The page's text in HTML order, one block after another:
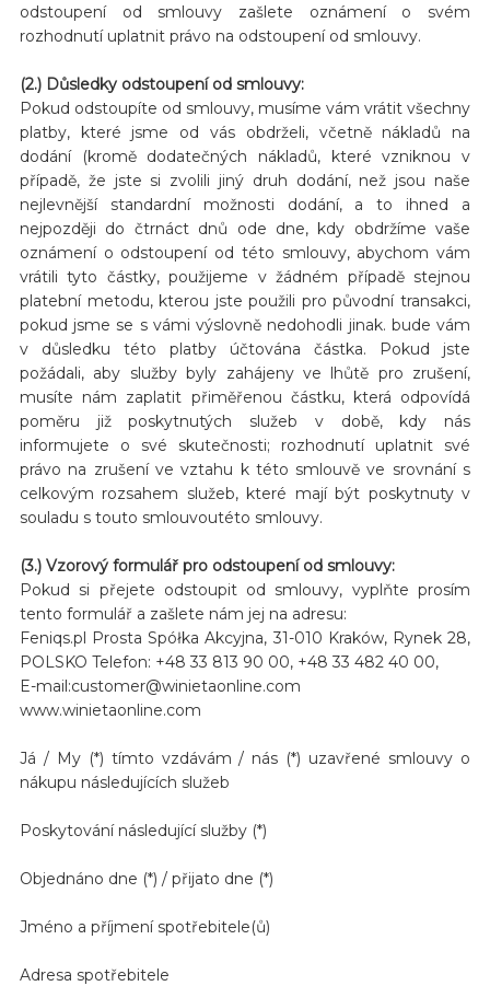
odstoupení od smlouvy zašlete oznámení o svém
rozhodnutí uplatnit právo na odstoupení od smlouvy.
(2.) Důsledky odstoupení od smlouvy:
Pokud odstoupíte od smlouvy, musíme vám vrátit všechny
platby, které jsme od vás obdrželi, včetně nákladů na
dodání (kromě dodatečných nákladů, které vzniknou v
případě, že jste si zvolili jiný druh dodání, než jsou naše
nejlevnější standardní možnosti dodání, a to ihned a
nejpozději do čtrnáct dnů ode dne, kdy obdržíme vaše
oznámení o odstoupení od této smlouvy, abychom vám
vrátili tyto částky, použijeme v žádném případě stejnou
platební metodu, kterou jste použili pro původní transakci,
pokud jsme se s vámi výslovně nedohodli jinak. bude vám
v důsledku této platby účtována částka. Pokud jste
požádali, aby služby byly zahájeny ve lhůtě pro zrušení,
musíte nám zaplatit přiměřenou částku, která odpovídá
poměru již poskytnutých služeb v době, kdy nás
informujete o své skutečnosti; rozhodnutí uplatnit své
právo na zrušení ve vztahu k této smlouvě ve srovnání s
celkovým rozsahem služeb, které mají být poskytnuty v
souladu s touto smlouvoutéto smlouvy.
(3.) Vzorový formulář pro odstoupení od smlouvy:
Pokud si přejete odstoupit od smlouvy, vyplňte prosím
tento formulář a zašlete nám jej na adresu:
Feniqs.pl Prosta Spółka Akcyjna, 31-010 Kraków, Rynek 28,
POLSKO Telefon: +48 33 813 90 00, +48 33 482 40 00,
E-mail:customer@winietaonline.com
www.winietaonline.com
Já / My (*) tímto vzdávám / nás (*) uzavřené smlouvy o
nákupu následujících služeb
Poskytování následující služby (*)
Objednáno dne (*) / přijato dne (*)
Jméno a příjmení spotřebitele(ů)
Adresa spotřebitele